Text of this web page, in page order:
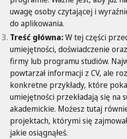
uwagę osoby czytającej i
do aplikowania.
Treść główna:W tej części
umiejętności, doświadczenie
firmy lub programu studiów.
powtarzał informacji z CV, ale
konkretne przykłady, które
umiejętności przekładają się na
akademickie. Możesz tutaj
projektach, którymi się
jakie osiągnąłeś.